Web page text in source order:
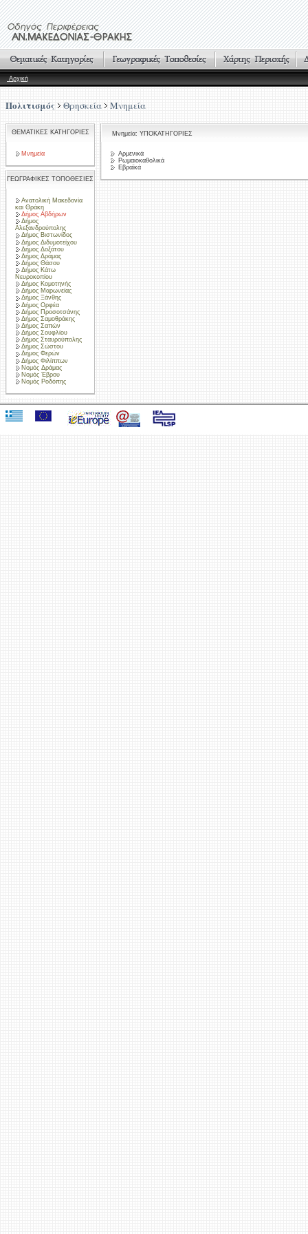
Αρχική
Πολιτισμός Θρησκεία Μνημεία
ΘΕΜΑΤΙΚΕΣ ΚΑΤΗΓΟΡΙΕΣ
Μνημεία
ΓΕΩΓΡΑΦΙΚΕΣ ΤΟΠΟΘΕΣΙΕΣ
Ανατολική Μακεδονία
και Θράκη
Δήμος Αβδήρων
Δήμος
Αλεξανδρούπολης
Δήμος Βιστωνίδος
Δήμος Διδυμοτείχου
Δήμος Δοξάτου
Δήμος Δράμας
Δήμος Θάσου
Δήμος Κάτω
Νευροκοπίου
Δήμος Κομοτηνής
Δήμος Μαρωνείας
Δήμος Ξάνθης
Δήμος Ορφέα
Δήμος Προσοτσάνης
Δήμος Σαμοθράκης
Δήμος Σαπών
Δήμος Σουφλίου
Δήμος Σταυρούπολης
Δήμος Σώστου
Δήμος Φερών
Δήμος Φιλίππων
Νομός Δράμας
Νομός Έβρου
Νομός Ροδόπης
Μνημεία: ΥΠΟΚΑΤΗΓΟΡΙΕΣ
Αρμενικά
Ρωμαιοκαθολικά
Εβραϊκά